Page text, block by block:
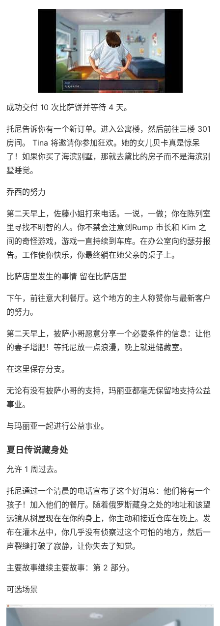
成功交付 10 次比萨饼并等待 4 天。
托尼告诉你有一个新订单。进入公寓楼，然后前往三楼 301
房间。 Tina 将邀请你参加狂欢。她的女儿贝卡真是惊呆
了！如果你买了海滨别墅，那就去黛比的房子而不是海滨别
墅睡觉。
乔西的努力
第二天早上，佐藤小姐打来电话。一说，一做；你在陈列室
里寻找不明智的人。你不禁会注意到Rump 市长和 Kim 之
间的奇怪游戏，游戏一直持续到车库。在办公室向约瑟芬报
告。工作使你快乐，你最终躺在她父亲的桌子上。
比萨店里发生的事情 留在比萨店里
下午，前往意大利餐厅。这个地方的主人称赞你与最新客户
的努力。
第二天早上，披萨小哥愿意分享一个必要条件的信息：让他
的妻子增肥！等托尼放一点浪漫，晚上就进储藏室。
在这里保存分支。
无论有没有披萨小哥的支持，玛丽亚都毫无保留地支持公益
事业。
与玛丽亚一起进行公益事业。
夏日传说藏身处
允许 1 周过去。
托尼通过一个清晨的电话宣布了这个好消息：他们将有一个
孩子！加入他们的餐厅。随着俄罗斯藏身之处的地址和该望
远镜从树屋现在在你的身上，你主动和接近仓库在晚上。发
布在灌木丛中，你几乎没有侦察过这个可怕的地方，然后一
声裂缝打破了寂静，让你失去了知觉。
主要故事继续主要故事：第 2 部分。
可选场景